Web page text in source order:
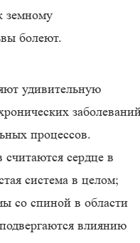
земному
болеют.
удивительную
процессов.
сердце в
система в целом;
со спиной в области
влиянию